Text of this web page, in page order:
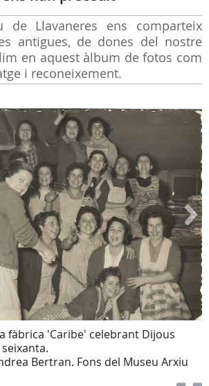
de Llavaneres ens comparteix
antigues, de dones del nostre
en aquest àlbum de fotos com
i reconeixement.
fàbrica 'Caribe' celebrant Dijous
Bertran. Fons del Museu Arxiu